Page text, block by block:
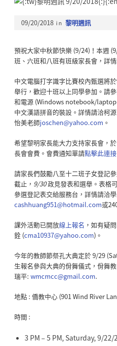
09/20/2018 in 黎明週訊
預祝大家中秋節快樂 (9/24)！本週
班、六班和八班有班級家長會，詳
中文電腦打字識字比賽校內甄選將
舉行，歡迎十班以上同學參加。請
和電源 (Windows notebook/
中文漢語拼音的裝設。詳情請洽柯
怡美老師joschen@yahoo.com 。
希望黎明家長能大力支持家長會，
長會會費。會費通知單請點擊此連接
請家長們鼓勵八至十二班子女登記
截止， 9/30政見發表和選舉。表格
參選登記表交給服務台，詳情請洽
cashhuang951@hotmail.com或
課外活動已開放線上報名 ，如有疑
銓 (cma10937@yahoo.com)。
今年的教師節祭孔大典定於 9/29
生報名參與大典的佾舞儀式，佾舞
瑞平: wmcmcc@gmail.com.
地點 : 僑教中心 (901 Wind River
時間 :
3 PM – 5 PM, Saturday, 9/22/